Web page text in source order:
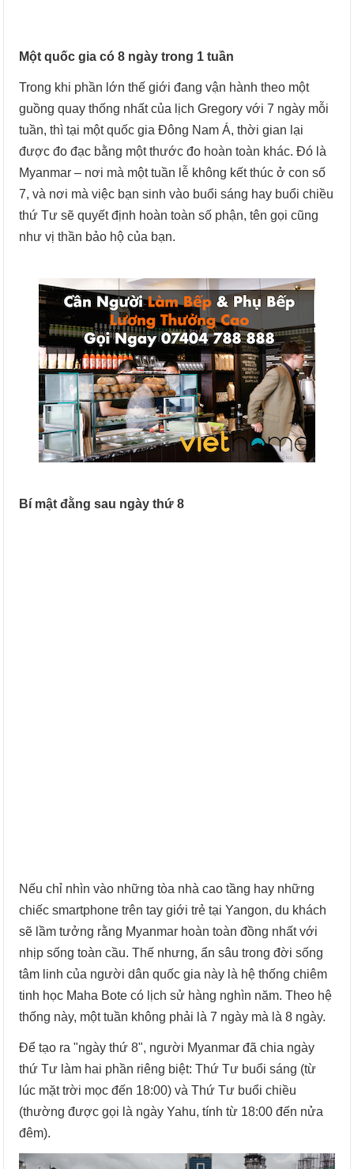
Một quốc gia có 8 ngày trong 1 tuần
Trong khi phần lớn thế giới đang vận hành theo một
guồng quay thống nhất của lịch Gregory với 7 ngày mỗi
tuần, thì tại một quốc gia Đông Nam Á, thời gian lại
được đo đạc bằng một thước đo hoàn toàn khác. Đó là
Myanmar – nơi mà một tuần lễ không kết thúc ở con số
7, và nơi mà việc bạn sinh vào buổi sáng hay buổi chiều
thứ Tư sẽ quyết định hoàn toàn số phận, tên gọi cũng
như vị thần bảo hộ của bạn.
Bí mật đằng sau ngày thứ 8
Nếu chỉ nhìn vào những tòa nhà cao tầng hay những
chiếc smartphone trên tay giới trẻ tại Yangon, du khách
sẽ lầm tưởng rằng Myanmar hoàn toàn đồng nhất với
nhịp sống toàn cầu. Thế nhưng, ẩn sâu trong đời sống
tâm linh của người dân quốc gia này là hệ thống chiêm
tinh học Maha Bote có lịch sử hàng nghìn năm. Theo hệ
thống này, một tuần không phải là 7 ngày mà là 8 ngày.
Để tạo ra "ngày thứ 8", người Myanmar đã chia ngày
thứ Tư làm hai phần riêng biệt: Thứ Tư buổi sáng (từ
lúc mặt trời mọc đến 18:00) và Thứ Tư buổi chiều
(thường được gọi là ngày Yahu, tính từ 18:00 đến nửa
đêm).